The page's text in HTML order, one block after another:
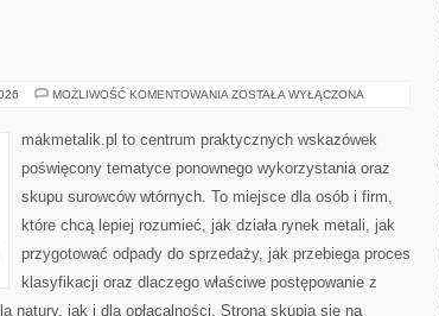
MOŻLIWOŚĆ KOMENTOWANIA MAKMETALIK
ZOSTAŁA WYŁĄCZONA
makmetalik.pl to centrum praktycznych wskazówek
poświęcony tematyce ponownego wykorzystania oraz
skupu surowców wtórnych. To miejsce dla osób i firm,
które chcą lepiej rozumieć, jak działa rynek metali, jak
przygotować odpady do sprzedaży, jak przebiega proces
klasyfikacji oraz dlaczego właściwe postępowanie z
natury, jak i dla opłacalności. Strona skupia się na